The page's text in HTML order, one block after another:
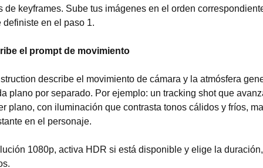
de keyframes. Sube tus imágenes en el orden
en el paso 1.
el prompt de movimiento
describe el movimiento de cámara y la atmósfera
plano por separado. Por ejemplo: un tracking shot que
plano, con iluminación que contrasta tonos cálidos y fríos,
en el personaje.
1080p, activa HDR si está disponible y elige la